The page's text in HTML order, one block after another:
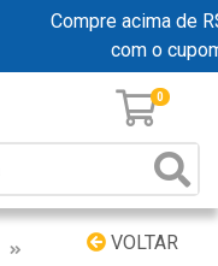
Compre acima de
com o
0
VOLTAR